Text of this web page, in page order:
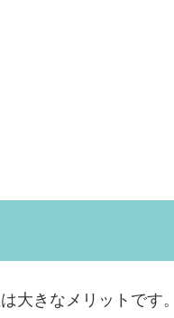
大きなメリットです